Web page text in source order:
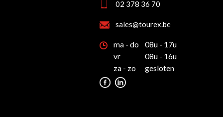
02 378 36 70
sales@tourex.be
ma - do
08u - 17u
vr
08u - 16u
za - zo
gesloten